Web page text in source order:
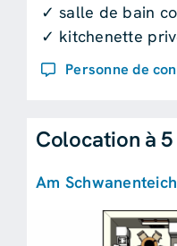
✓ salle de bain
✓ kitchenette
Personne de
Colocation à 5
Am